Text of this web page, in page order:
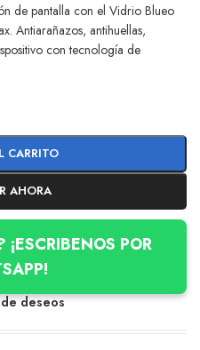
de pantalla con el Vidrio Blueo
Antiarañazos, antihuellas,
con tecnología de
CARRITO
AHORA
POR
deseos